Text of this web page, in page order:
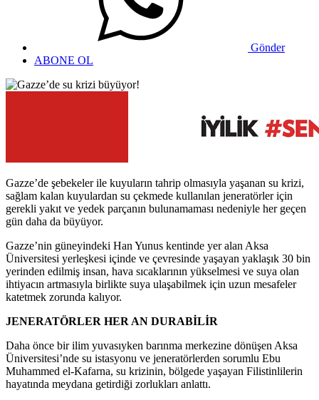
Gönder
ABONE OL
Gazze’de şebekeler ile kuyuların tahrip olmasıyla yaşanan su krizi,
sağlam kalan kuyulardan su çekmede kullanılan jeneratörler için
gerekli yakıt ve yedek parçanın bulunamaması nedeniyle her geçen
gün daha da büyüyor.
Gazze’nin güneyindeki Han Yunus kentinde yer alan Aksa
Üniversitesi yerleşkesi içinde ve çevresinde yaşayan yaklaşık 30 bin
yerinden edilmiş insan, hava sıcaklarının yükselmesi ve suya olan
ihtiyacın artmasıyla birlikte suya ulaşabilmek için uzun mesafeler
katetmek zorunda kalıyor.
JENERATÖRLER HER AN DURABİLİR
Daha önce bir ilim yuvasıyken barınma merkezine dönüşen Aksa
Üniversitesi’nde su istasyonu ve jeneratörlerden sorumlu Ebu
Muhammed el-Kafarna, su krizinin, bölgede yaşayan Filistinlilerin
hayatında meydana getirdiği zorlukları anlattı.